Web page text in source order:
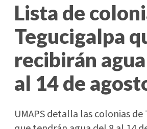
Lista de
Tegucigalpa
recibirán
al 14 de
UMAPS detalla las colonias